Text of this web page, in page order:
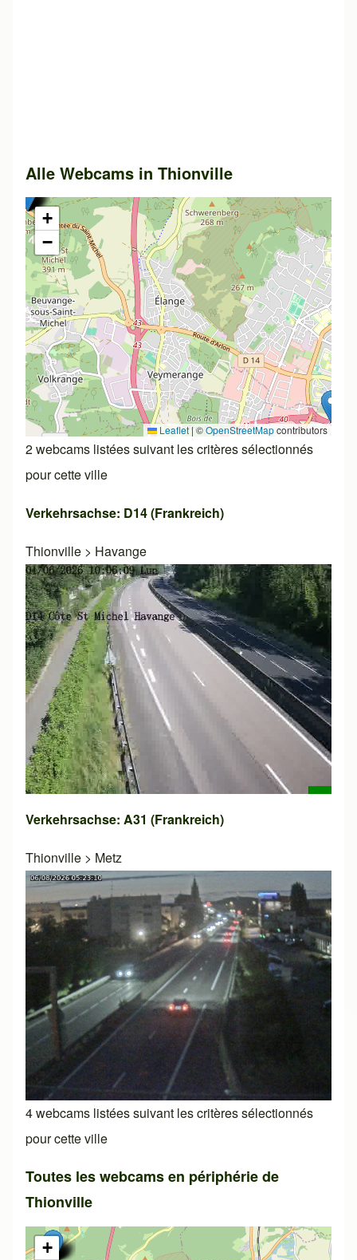
Alle Webcams in Thionville
+
−
Leaflet|©OpenStreetMapcontributors
2 webcams listées suivant les critères sélectionnés
pour cette ville
Verkehrsachse: D14 (Frankreich)
Thionville > Havange
Verkehrsachse: A31 (Frankreich)
Thionville > Metz
4 webcams listées suivant les critères sélectionnés
pour cette ville
Toutes les webcams en périphérie de
Thionville
+